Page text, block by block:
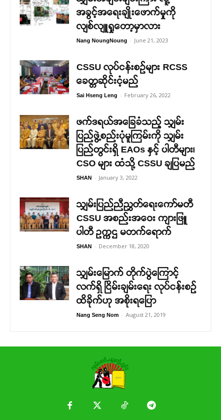
အခွင့်အရေးချိုးဖောက်မှုကို
လျစ်လျူရှုတော့မှာလား
Nang NoungNoung - June 21, 2023
CSSU လုပ်ငန်းစဉ်များ RCSS
ခေတ္တဆိုင်းငံ့မည်
Sai Hseng Leng - February 26, 2022
ဖက်ဒရယ်အခြေခံသည့် သျှမ်း
ပြည်ဖွဲ့စည်းပုံမူကြမ်းကို သျှမ်း
ပြည်တွင်းရှိ EAOs နှင့် ပါတီများ၊
CSO များ ထံသို့ CSSU ချပြမည်
SHAN - January 3, 2022
သျှမ်းပြည်ညီညွှတ်ရေးကော်မတီ
CSSU အစည်းအဝေး ကျားဖြူ
ပါတီ ဥက္ကဌ မတက်ရောက်
SHAN - December 18, 2020
သျှမ်းမြောက် တိုက်ပွဲကြောင့်
လက်ရှိ ငြိမ်းချမ်းရေး လုပ်ငန်းစဉ်
ထိခိုက်ဟု အစိုးရပြော
Nang Seng Nom - August 21, 2019